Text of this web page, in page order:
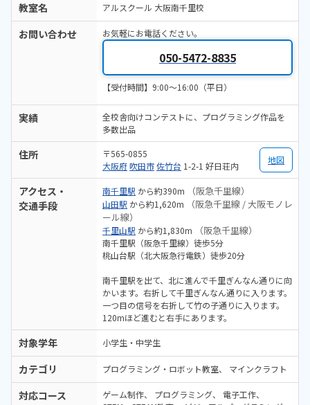
教室名 アルスクール 大阪南千里校
お問い合わせ お気軽にお電話ください。
050-5472-8835
【受付時間】9:00～16:00（平日）
実績
全校舎向けコンテストに、プログラミング作品を
多数出品
住所
〒565-0855
大阪府吹田市佐竹台 1-2-1 好日荘内
地図
アクセス・
交通手段
南千里駅 から約390m （阪急千里線）
山田駅 から約1,620m
（阪急千里線 / 大阪モノレ
ール線）
千里山駅 から約1,830m （阪急千里線）
南千里駅（阪急千里線）徒歩5分
桃山台駅（北大阪急行電鉄）徒歩20分
南千里駅を出て、北に進んで千里ぎんなん通りに向
かいます。右折して千里ぎんなん通りに入ります。
一つ目の信号を右折して竹の子通りに入ります。
120mほど進むと右手にあります。
対象学年 小学生・中学生
カテゴリ プログラミング・ロボット教室 マインクラフト
対応コース ゲーム制作 プログラミング
電子工作